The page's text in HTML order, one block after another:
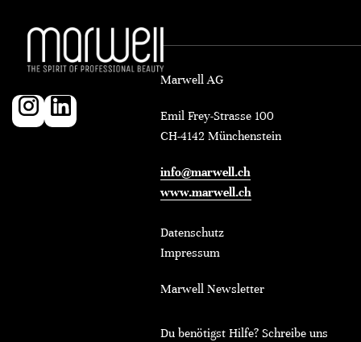
Marwell AG
Emil Frey-Strasse 100
CH-4142 Münchenstein
info@marwell.ch
www.marwell.ch
Datenschutz
Impressum
Marwell Newsletter
Du benötigst Hilfe? Schreibe uns